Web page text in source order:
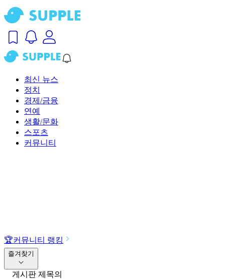
최신 뉴스
정치
경제/금융
연예
생활/문화
스포츠
커뮤니티
🏆커뮤니티 랭킹
즐겨찾기
게시판 제목의